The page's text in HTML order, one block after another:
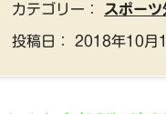
カテゴリー： スポー
投稿日： 2018年10月